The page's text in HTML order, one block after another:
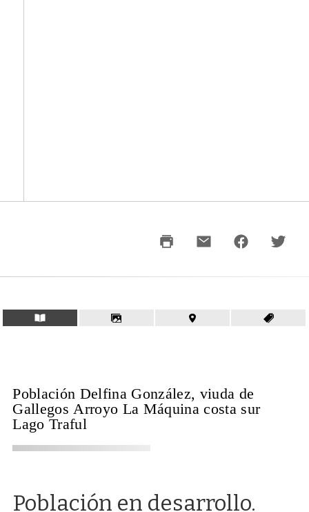
Población Delfina González, viuda de
Gallegos Arroyo La Máquina costa sur
Lago Traful
Población en desarrollo.